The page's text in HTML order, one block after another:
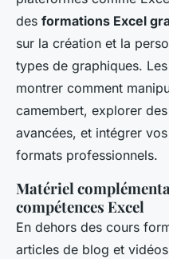
des formations Excel
sur la création et la
types de graphiques.
montrer comment
camembert, explorer des
avancées, et intégrer
formats professionnels.
Matériel
compétences Excel
En dehors des cours
articles de blog et